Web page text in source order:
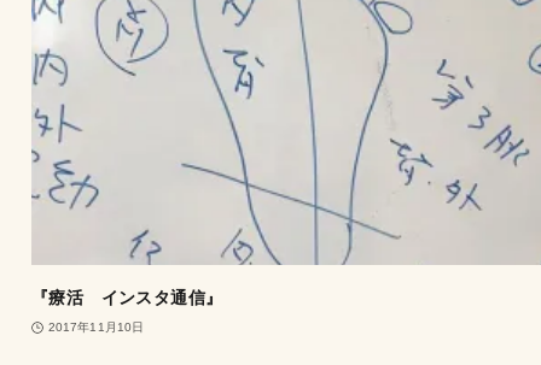
『療活 インスタ通信』
2017年11月10日